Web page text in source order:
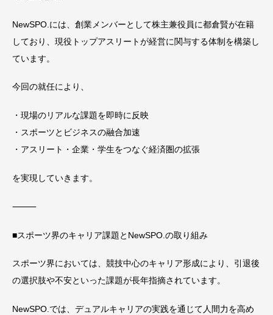
NewSPO.には、創業メンバーとして株主兼役員に都倉賢が在籍
しており、現役トップアスリートが経営に関与する体制を構築し
ています。
今回の就任により、
・現場のリアルな課題を即時に反映
・スポーツとビジネスの融合加速
・アスリート・企業・学生をつなぐ経済圏の拡張
を実現していきます。
⸻
■スポーツ界のキャリア課題とNewSPO.の取り組み
スポーツ界においては、競技中心のキャリア形成により、引退後
の選択肢や不安といった課題が長年指摘されています。
NewSPO.では、デュアルキャリアの実践を通じて人間力を高め